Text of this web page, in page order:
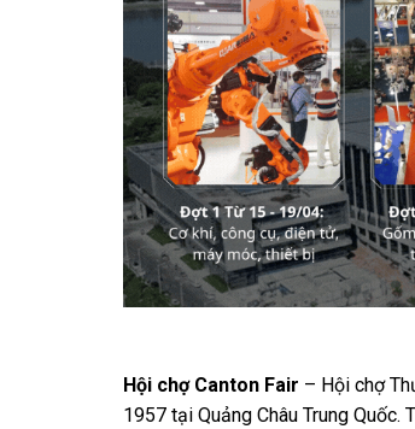
Hội chợ Canton Fair – Hội chợ
1957 tại Quảng Châu Trung